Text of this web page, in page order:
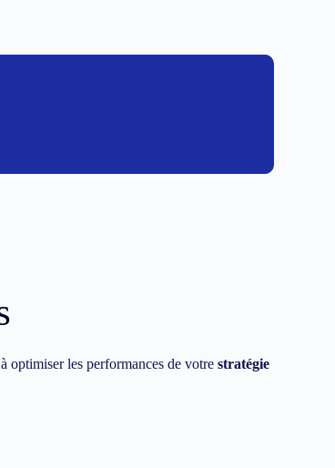
optimiser les performances de votre stratégie